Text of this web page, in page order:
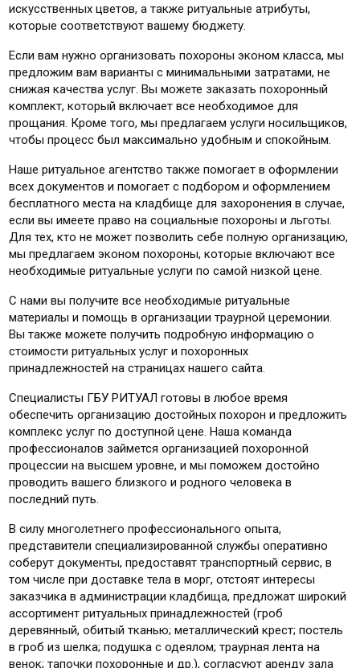
искусственных цветов, а также ритуальные атрибуты,
которые соответствуют вашему бюджету.
Если вам нужно организовать похороны эконом класса, мы
предложим вам варианты с минимальными затратами, не
снижая качества услуг. Вы можете заказать похоронный
комплект, который включает все необходимое для
прощания. Кроме того, мы предлагаем услуги носильщиков,
чтобы процесс был максимально удобным и спокойным.
Наше ритуальное агентство также помогает в оформлении
всех документов и помогает с подбором и оформлением
бесплатного места на кладбище для захоронения в случае,
если вы имеете право на социальные похороны и льготы.
Для тех, кто не может позволить себе полную организацию,
мы предлагаем эконом похороны, которые включают все
необходимые ритуальные услуги по самой низкой цене.
С нами вы получите все необходимые ритуальные
материалы и помощь в организации траурной церемонии.
Вы также можете получить подробную информацию о
стоимости ритуальных услуг и похоронных
принадлежностей на страницах нашего сайта.
Специалисты ГБУ РИТУАЛ готовы в любое время
обеспечить организацию достойных похорон и предложить
комплекс услуг по доступной цене. Наша команда
профессионалов займется организацией похоронной
процессии на высшем уровне, и мы поможем достойно
проводить вашего близкого и родного человека в
последний путь.
В силу многолетнего профессионального опыта,
представители специализированной службы оперативно
соберут документы, предоставят транспортный сервис, в
том числе при доставке тела в морг, отстоят интересы
заказчика в администрации кладбища, предложат широкий
ассортимент ритуальных принадлежностей (гроб
деревянный, обитый тканью; металлический крест; постель
в гроб из шелка; подушка с одеялом; траурная лента на
венок; тапочки похоронные и др.), согласуют аренду зала